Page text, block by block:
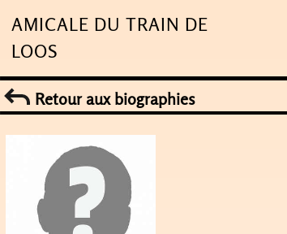
to
content
AMICALE DU TRAIN DE
LOOS
Retour aux biographies